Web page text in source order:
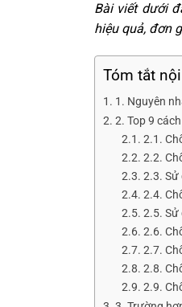
Bài viết dưới
hiệu quả, đơn
Tóm tắt
1. Nguyên
2. Top 9
2.1.
2.2.
2.3.
2.4.
2.5. Sử
2.6.
2.7.
2.8.
2.9.